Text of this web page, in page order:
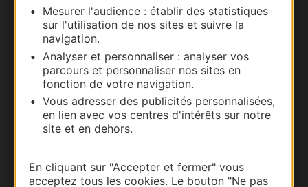
Mesurer l'audience : établir des statistiques
sur l'utilisation de nos sites et suivre la
navigation.
Analyser et personnaliser : analyser vos
parcours et personnaliser nos sites en
fonction de votre navigation.
Vous adresser des publicités personnalisées,
en lien avec vos centres d'intérêts sur notre
site et en dehors.
En cliquant sur "Accepter et fermer" vous
acceptez tous les cookies. Le bouton "Ne pas
Documentation